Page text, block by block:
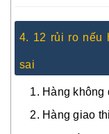
4. 12 rủi ro nếu
sai
Hàng không
Hàng giao